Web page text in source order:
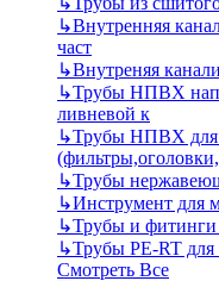
↳Внутренняя
част
↳Внутреняя
↳Трубы НПВХ
ливневой к
↳Трубы НПВХ для
↳Трубы
↳Инструмент для
↳Трубы и
↳Трубы PE-RT для
Смотреть Все